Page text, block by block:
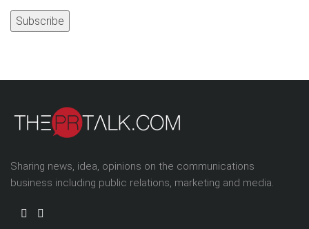
Sharing news, idea, opinions on the communications
business including public relations, marketing and media.